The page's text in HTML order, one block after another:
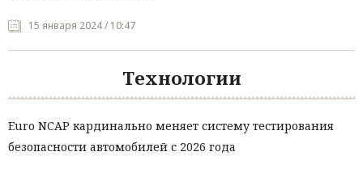
15 января 2024 / 10:47
Технологии
Euro NCAP кардинально меняет систему тестирования
безопасности автомобилей с 2026 года